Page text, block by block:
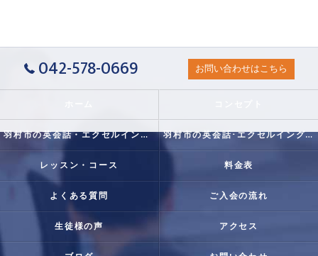
042-578-0669 お問い合わせはこちら
羽村市の英会話・エクセルイングリッシュクラブの口コミ情報 羽村市の英会話･エクセルイングリッシュクラブの評判
レッスン・コース 料金表
よくある質問 ご入会の流れ
生徒様の声 アクセス